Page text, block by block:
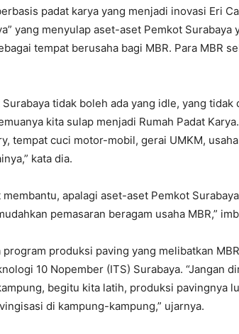
padat karya yang menjadi inovasi Eri
yang menyulap aset-aset Pemkot
tempat berusaha bagi MBR. Para MBR
tidak boleh ada yang idle, yang tidak
kita sulap menjadi Rumah Padat
tempat cuci motor-mobil, gerai UMKM,
kata dia.
apalagi aset-aset Pemkot
pemasaran beragam usaha MBR,”
program produksi paving yang melibatkan
10 Nopember (ITS) Surabaya. “Jangan
begitu kita latih, produksi pavingnya
di kampung-kampung,” ujarnya.